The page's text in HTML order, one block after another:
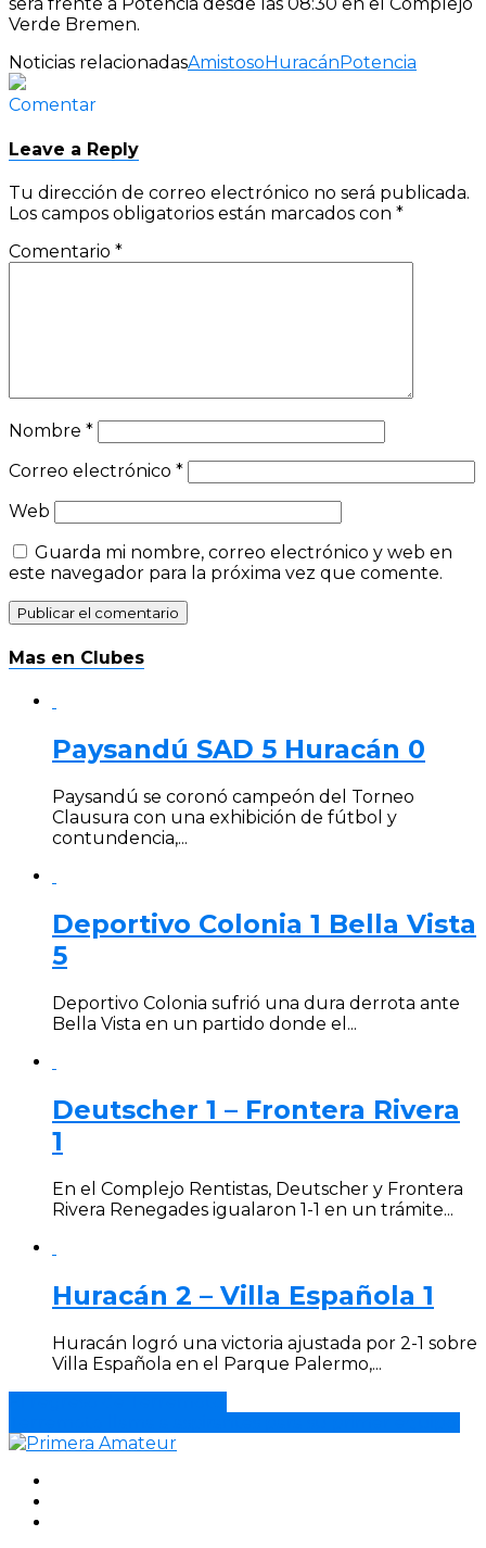
será frente a Potencia desde las 08:30 en el Complejo
Verde Bremen.
Noticias relacionadasAmistoso Huracán Potencia
Comentar
Leave a Reply
Tu dirección de correo electrónico no será publicada.
Los campos obligatorios están marcados con *
Comentario *
Nombre *
Correo electrónico *
Web
Guarda mi nombre, correo electrónico y web en
este navegador para la próxima vez que comente.
Mas en Clubes
Paysandú SAD 5 Huracán 0
Paysandú se coronó campeón del Torneo
Clausura con una exhibición de fútbol y
contundencia,...
Deportivo Colonia 1 Bella Vista
5
Deportivo Colonia sufrió una dura derrota ante
Bella Vista en un partido donde el...
Deutscher 1 – Frontera Rivera
1
En el Complejo Rentistas, Deutscher y Frontera
Rivera Renegades igualaron 1-1 en un trámite...
Huracán 2 – Villa Española 1
Huracán logró una victoria ajustada por 2-1 sobre
Villa Española en el Parque Palermo,...